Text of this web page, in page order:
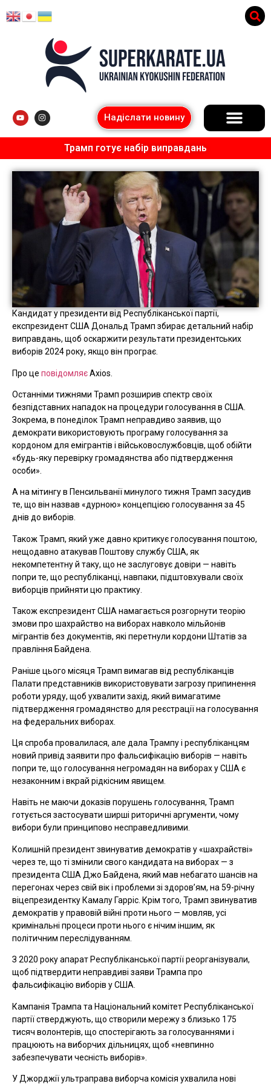
Надіслати новину
Трамп готує набір виправдань
Кандидат у президенти від Республіканської партії,
експрезидент США Дональд Трамп збирає детальний набір
виправдань, щоб оскаржити результати президентських
виборів 2024 року, якщо він програє.
Про це повідомляєAxios.
Останніми тижнями Трамп розширив спектр своїх
безпідставних нападок на процедури голосування в США.
Зокрема, в понеділок Трамп неправдиво заявив, що
демократи використовують програму голосування за
кордоном для емігрантів і військовослужбовців, щоб обійти
«будь-яку перевірку громадянства або підтвердження
особи».
А на мітингу в Пенсильванії минулого тижня Трамп засудив
те, що він назвав «дурною» концепцією голосування за 45
днів до виборів.
Також Трамп, який уже давно критикує голосування поштою,
нещодавно атакував Поштову службу США, як
некомпетентну й таку, що не заслуговує довіри — навіть
попри те, що республіканці, навпаки, підштовхували своїх
виборців прийняти цю практику.
Також експрезидент США намагається розгорнути теорію
змови про шахрайство на виборах навколо мільйонів
мігрантів без документів, які перетнули кордони Штатів за
правління Байдена.
Раніше цього місяця Трамп вимагав від республіканців
Палати представників використовувати загрозу припинення
роботи уряду, щоб ухвалити захід, який вимагатиме
підтвердження громадянство для реєстрації на голосування
на федеральних виборах.
Ця спроба провалилася, але дала Трампу і республіканцям
новий привід заявити про фальсифікацію виборів — навіть
попри те, що голосування негромадян на виборах у США є
незаконним і вкрай рідкісним явищем.
Навіть не маючи доказів порушень голосування, Трамп
готується застосувати ширші риторичні аргументи, чому
вибори були принципово несправедливими.
Колишній президент звинуватив демократів у «шахрайстві»
через те, що ті змінили свого кандидата на виборах — з
президента США Джо Байдена, який мав небагато шансів на
перегонах через свій вік і проблеми зі здоровʼям, на 59-річну
віцепрезидентку Камалу Гарріс. Крім того, Трамп звинуватив
демократів у правовій війні проти нього — мовляв, усі
кримінальні процеси проти нього є нічим іншим, як
політичним переслідуванням.
З 2020 року апарат Республіканської партії реорганізували,
щоб підтвердити неправдиві заяви Трампа про
фальсифікацію виборів у США.
Кампанія Трампа та Національний комітет Республіканської
партії стверджують, що створили мережу з близько 175
тисяч волонтерів, що спостерігають за голосуваннями і
працюють на виборчих дільницях, щоб «невпинно
забезпечувати чесність виборів».
У Джорджії ультраправа виборча комісія ухвалила нові